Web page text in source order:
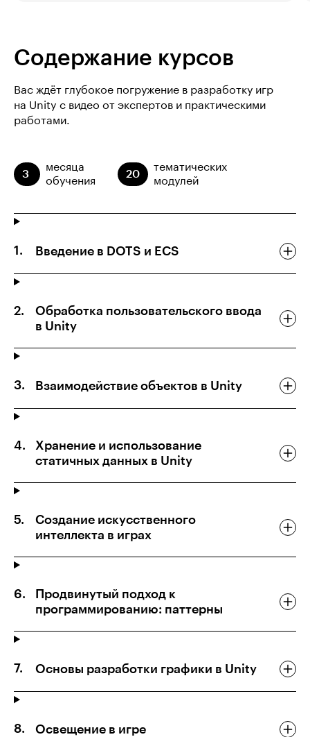
Содержание курсов
Вас ждёт глубокое погружение в разработку игр
на Unity с видео от экспертов и практическими
работами.
3
месяца
обучения
20
тематических
модулей
Введение в DOTS и ECS
Обработка пользовательского ввода
в Unity
Взаимодействие объектов в Unity
Хранение и использование
статичных данных в Unity
Создание искусственного
интеллекта в играх
Продвинутый подход к
программированию: паттерны
Основы разработки графики в Unity
Освещение в игре